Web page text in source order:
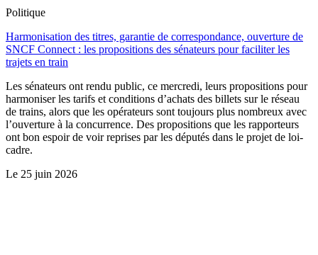
Politique
Harmonisation des titres, garantie de correspondance, ouverture de
SNCF Connect : les propositions des sénateurs pour faciliter les
trajets en train
Les sénateurs ont rendu public, ce mercredi, leurs propositions pour
harmoniser les tarifs et conditions d’achats des billets sur le réseau
de trains, alors que les opérateurs sont toujours plus nombreux avec
l’ouverture à la concurrence. Des propositions que les rapporteurs
ont bon espoir de voir reprises par les députés dans le projet de loi-
cadre.
Le 25 juin 2026